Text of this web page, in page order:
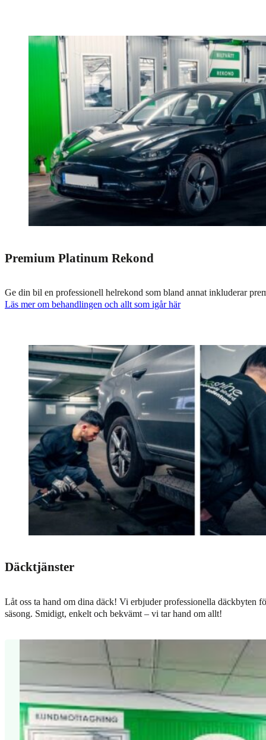
Premium Platinum Rekond
Ge din bil en professionell helrekond som bland annat inkluderar
Läs mer om behandlingen och allt som igår här
Däcktjänster
Låt oss ta hand om dina däck! Vi erbjuder professionella däckbyten
säsong. Smidigt, enkelt och bekvämt – vi tar hand om allt!